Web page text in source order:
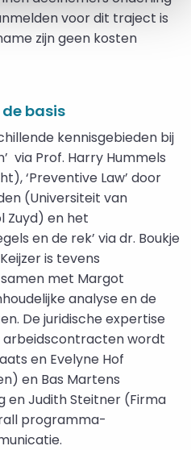
voor dit traject is
zijn geen kosten
basis
kennisgebieden bij
via Prof. Harry Hummels
‘Preventive Law’ door
(Universiteit van
Zuyd) en het
en de rek’ via dr. Boukje
is tevens
met Margot
analyse en de
De juridische expertise
arbeidscontracten wordt
en Evelyne Hof
en Bas Martens
en Judith Steitner (Firma
programma-